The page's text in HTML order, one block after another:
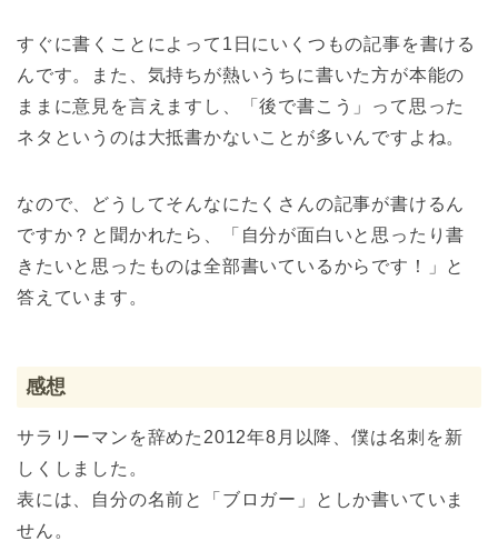
すぐに書くことによって1日にいくつもの記事を書ける
んです。また、気持ちが熱いうちに書いた方が本能の
ままに意見を言えますし、「後で書こう」って思った
ネタというのは大抵書かないことが多いんですよね。
なので、どうしてそんなにたくさんの記事が書けるん
ですか？と聞かれたら、「自分が面白いと思ったり書
きたいと思ったものは全部書いているからです！」と
答えています。
感想
サラリーマンを辞めた2012年8月以降、僕は名刺を新
しくしました。
表には、自分の名前と「ブロガー」としか書いていま
せん。